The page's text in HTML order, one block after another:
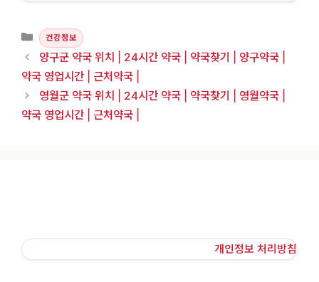
카테고리
건강정보
양구군 약국 위치 | 24시간 약국 | 약국찾기 | 양구약국 |
약국 영업시간 | 근처약국 |
영월군 약국 위치 | 24시간 약국 | 약국찾기 | 영월약국 |
약국 영업시간 | 근처약국 |
개인정보 처리방침